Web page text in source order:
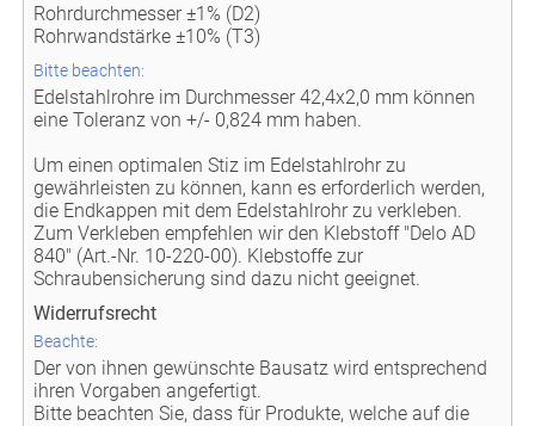
Rohrdurchmesser ±1% (D2)
Rohrwandstärke ±10% (T3)
Bitte beachten:
Edelstahlrohre im Durchmesser 42,4x2,0 mm können
eine Toleranz von +/- 0,824 mm haben.
Um einen optimalen Stiz im Edelstahlrohr zu
gewährleisten zu können, kann es erforderlich werden,
die Endkappen mit dem Edelstahlrohr zu verkleben.
Zum Verkleben empfehlen wir den Klebstoff "Delo AD
840" (Art.-Nr. 10-220-00). Klebstoffe zur
Schraubensicherung sind dazu nicht geeignet.
Widerrufsrecht
Beachte:
Der von ihnen gewünschte Bausatz wird entsprechend
ihren Vorgaben angefertigt.
Bitte beachten Sie, dass für Produkte, welche auf die